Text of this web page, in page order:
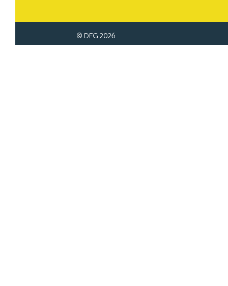
© DFG 2026